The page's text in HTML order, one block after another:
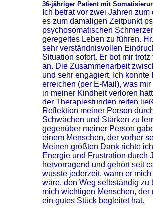
36-jähriger Patient mit
Ich betrat vor zwei Jahren
es zum damaligen Zeitpunkt
psychosomatischen
geregeltes Leben zu führen.
sehr verständnisvollen
Situation sofort. Er bot mir
an. Die Zusammenarbeit
und sehr engagiert. Ich
erreichen (per E-Mail), was
in meiner Kindheit verloren
der Therapiestunden reifen
Reflektion meiner Person
Schwächen und Stärken zu
gegenüber meiner Person
einem Menschen, der vorher
Meinen größten Dank richte
Energie und Frustration durch
hervorragend und gehört seit
wusste jederzeit, wann er
wäre, den Weg selbständig zu
mich wichtigen Menschen,
ein gutes Stück begleitet hat.